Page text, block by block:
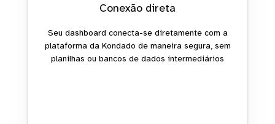
Conexão direta
Seu dashboard conecta-se diretamente com a
plataforma da Kondado de maneira segura, sem
planilhas ou bancos de dados intermediários